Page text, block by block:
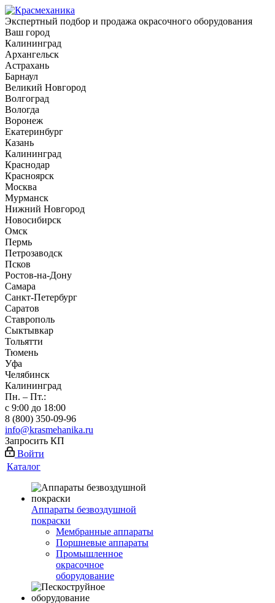
Экспертный подбор и продажа окрасочного оборудования
Ваш город
Калининград
Архангельск
Астрахань
Барнаул
Великий Новгород
Волгоград
Вологда
Воронеж
Екатеринбург
Казань
Калининград
Краснодар
Красноярск
Москва
Мурманск
Нижний Новгород
Новосибирск
Омск
Пермь
Петрозаводск
Псков
Ростов-на-Дону
Самара
Санкт-Петербург
Саратов
Ставрополь
Сыктывкар
Тольятти
Тюмень
Уфа
Челябинск
Калининград
Пн. – Пт.:
с 9:00 до 18:00
8 (800) 350-09-96
info@krasmehanika.ru
Запросить КП
Войти
Каталог
Аппараты безвоздушной
покраски
Мембранные аппараты
Поршневые аппараты
Промышленное
окрасочное
оборудование